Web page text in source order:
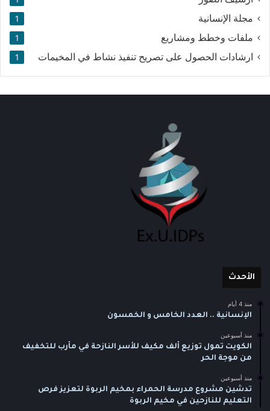
مجلة الإنسانية 1
ملفات وخطط ومشاريع 1
ارشادات الحصول على تصريح تنفيذ نشاط في المخيمات 1
الأحدث
منذ 4 أيام
الإنسانية .. العدد الخامس و الخمسون
منذ أسبوعين
الكويت تمول توزيع ألف مكيف للأسر النازحة في مأرب للتخفيف
من موجة الحر
منذ أسبوعين
تدشين مشروع مدرسة الحمراء بمخيم الربوة لتعزيز فرص
التعليم للنازحين في مخيم الربوة